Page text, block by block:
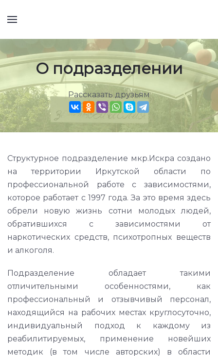
О подразделении
Рассказать друзьям
Структурное подразделение мкр.Искра создано
на территории Иркутской области по
профессиональной работе с зависимостями,
которое работает с 1997 года. За это время здесь
обрели новую жизнь сотни молодых людей,
обратившихся с зависимостями от
наркотических средств, психотропных веществ
и алкоголя.
Подразделение обладает такими
отличительными особенностями, как
профессиональный и отзывчивый персонал,
находящийся на рабочих местах круглосуточно,
индивидуальный подход к каждому из
реабилитируемых, применение новейших
методик (в том числе авторских) в области